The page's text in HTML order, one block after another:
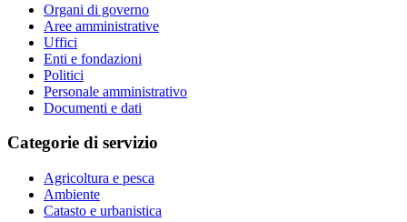
Organi di governo
Aree amministrative
Uffici
Enti e fondazioni
Politici
Personale amministrativo
Documenti e dati
Categorie di servizio
Agricoltura e pesca
Ambiente
Catasto e urbanistica